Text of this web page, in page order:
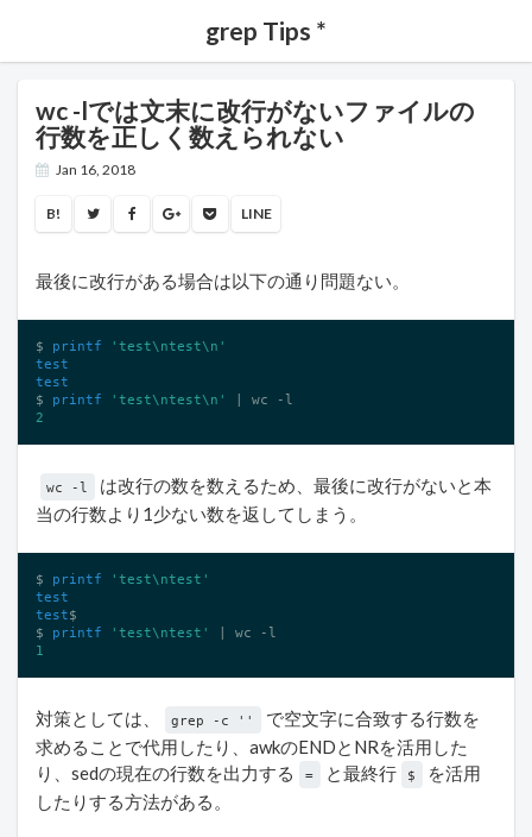
grep Tips *
wc -lでは文末に改行がないファイルの
行数を正しく数えられない
Jan 16, 2018
B! LINE
最後に改行がある場合は以下の通り問題ない。
$ printf
'test\ntest\n'
test
test
$ printf 'test\ntest\n' | wc
-l
2
wc -l
は改行の数を数えるため、最後に改行がないと本
当の行数より1少ない数を返してしまう。
$ printf
'test\ntest'
test
test$
$ printf 'test\ntest' | wc
-l
1
対策としては、 grep -c ''
で空文字に合致する行数を
求めることで代用したり、awkのENDとNRを活用した
り、sedの現在の行数を出力する
= と最終行 $
を活用
したりする方法がある。